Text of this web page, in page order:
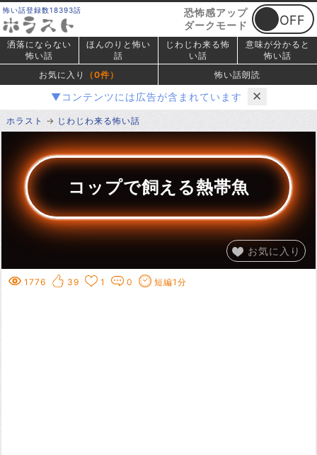
怖い話登録数18393話
恐怖感アップ
ダークモード
洒落にならない
怖い話
ほんのりと怖い
話
じわじわ来る怖
い話
意味が分かると
怖い話
お気に入り
（0件） 怖い話朗読
▼コンテンツには広告が含まれています ✕
ホラスト じわじわ来る怖い話
コップで飼える熱帯魚
お気に入り
1776 39 1 0 短編1分